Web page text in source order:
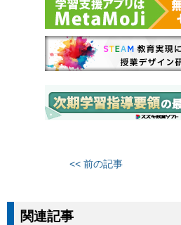
<< 前の記事
関連記事